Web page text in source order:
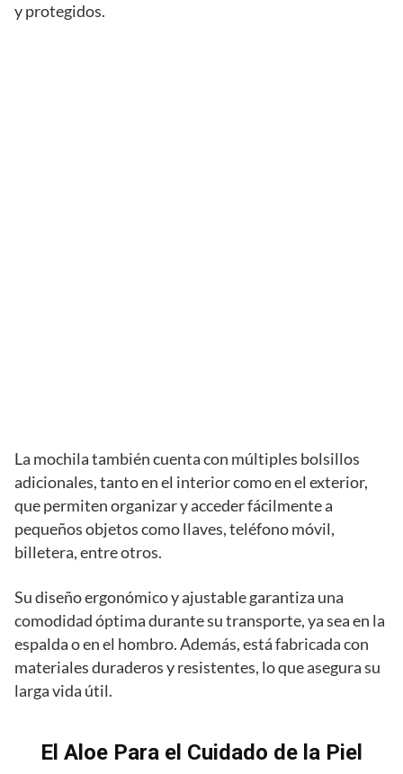
y protegidos.
La mochila también cuenta con múltiples bolsillos
adicionales, tanto en el interior como en el exterior,
que permiten organizar y acceder fácilmente a
pequeños objetos como llaves, teléfono móvil,
billetera, entre otros.
Su diseño ergonómico y ajustable garantiza una
comodidad óptima durante su transporte, ya sea en la
espalda o en el hombro. Además, está fabricada con
materiales duraderos y resistentes, lo que asegura su
larga vida útil.
El Aloe Para el Cuidado de la Piel